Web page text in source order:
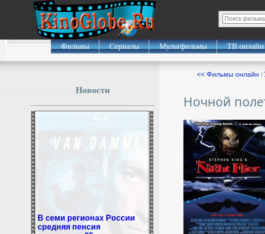
Фильмы Сериалы Мультфильмы ТВ онлайн
<< Фильмы онлайн /
Ночной
Новости
В семи регионах России
средняя пенсия
превысила 35 тысяч